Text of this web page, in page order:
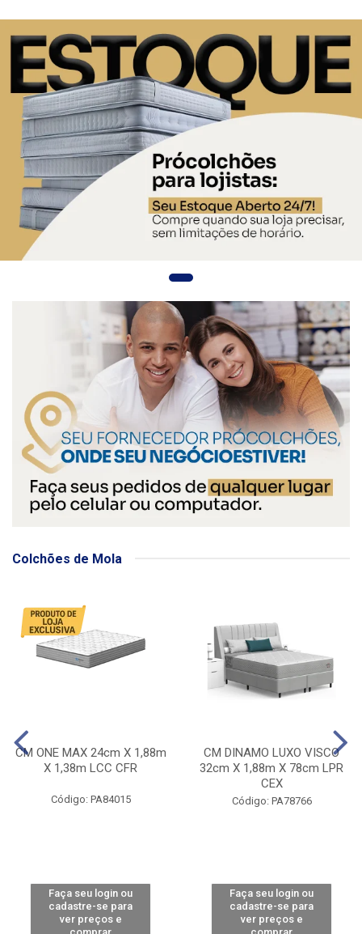
Colchões de Mola
CM ONE MAX 24cm X 1,88m
X 1,38m LCC CFR
Código: PA84015
Faça seu login ou
cadastre-se para
ver preços e
CM DINAMO LUXO VISCO
32cm X 1,88m X 78cm LPR
CEX
Código: PA78766
Faça seu login ou
cadastre-se para
ver preços e